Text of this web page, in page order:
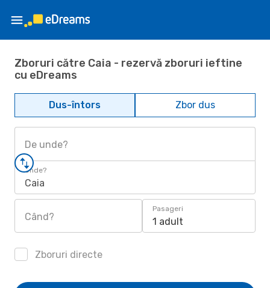
Zboruri către Caia - rezervă zboruri ieftine
cu eDreams
Dus-întors Zbor dus
De unde?
Unde?
Caia
Când?
Pasageri
1 adult
Zboruri directe